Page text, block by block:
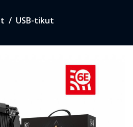
USB-tikut